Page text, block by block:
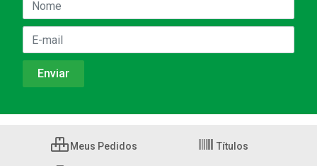
Meus Pedidos Títulos